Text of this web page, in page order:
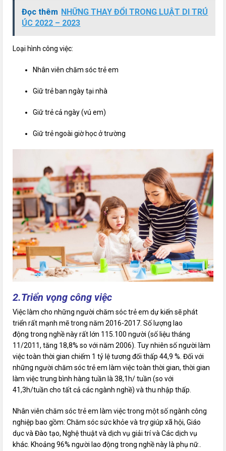
Đọc thêm NHỮNG THAY ĐỔI TRONG LUẬT DI TRÚ
ÚC 2022 – 2023
Loại hình công việc:
Nhân viên chăm sóc trẻ em
Giữ trẻ ban ngày tại nhà
Giữ trẻ cả ngày (vú em)
Giữ trẻ ngoài giờ học ở trường
2.Triển vọng công việc
Việc làm cho những người chăm sóc trẻ em dự kiến ​​sẽ phát
triển rất mạnh mẽ trong năm 2016-2017. Số lượng lao
động trong nghề này rất lớn 115.100 người (số liệu tháng
11/2011, tăng 18,8% so với năm 2006). Tuy nhiên số người làm
việc toàn thời gian chiếm 1 tỷ lệ tương đối thấp 44,9 %. Đối với
những người chăm sóc trẻ em làm việc toàn thời gian, thời gian
làm việc trung bình hàng tuần là 38,1h/ tuần (so với
41,3h/tuần cho tất cả các ngành nghề) và thu nhập thấp.
Nhân viên chăm sóc trẻ em làm việc trong một số ngành công
nghiệp bao gồm: Chăm sóc sức khỏe và trợ giúp xã hội, Giáo
dục và Đào tạo, Nghệ thuật và dịch vụ giải trí và Các dịch vụ
khác. Khoảng 96% người lao động trong nghề này là phụ nữ..